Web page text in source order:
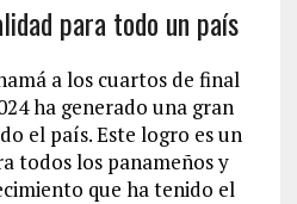
para todo un país
a los cuartos de final
ha generado una gran
el país. Este logro es un
todos los panameños y
que ha tenido el